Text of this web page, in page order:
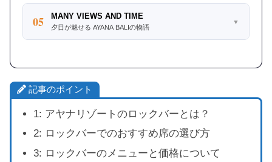
05 MANY VIEWS AND TIME
夕日が魅せる AYANA BALIの物語
▼
記事のポイント
1: アヤナリゾートのロックバーとは？
2: ロックバーでのおすすめ席の選び方
3: ロックバーのメニューと価格について